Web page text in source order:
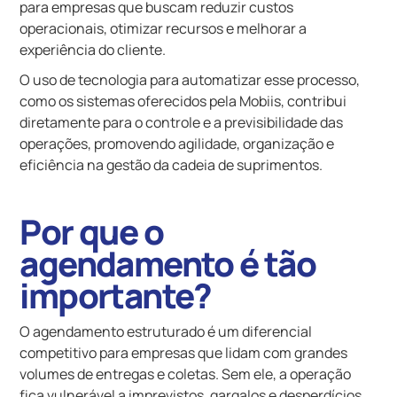
para empresas que buscam reduzir custos
operacionais, otimizar recursos e melhorar a
experiência do cliente.
O uso de tecnologia para automatizar esse processo,
como os sistemas oferecidos pela Mobiis, contribui
diretamente para o controle e a previsibilidade das
operações, promovendo agilidade, organização e
eficiência na gestão da cadeia de suprimentos.
Por que o
agendamento é tão
importante?
O agendamento estruturado é um diferencial
competitivo para empresas que lidam com grandes
volumes de entregas e coletas. Sem ele, a operação